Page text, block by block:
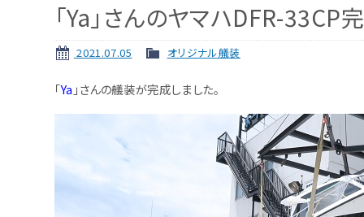
「Ya」さんのヤマハDFR-33CP
2021.07.05 オリジナル艤装
「Ya 」さんの艤装が完成しました。